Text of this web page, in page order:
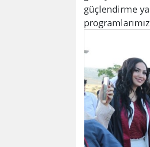
güçlendirme